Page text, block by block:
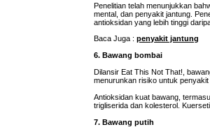
Penelitian telah menunjukkan
mental, dan penyakit jantung.
antioksidan yang lebih tinggi
Baca Juga :penyakit jantung
6. Bawang bombai
Dilansir Eat This Not That!,
menurunkan risiko untuk penyakit
Antioksidan kuat bawang,
trigliserida dan kolesterol.
7. Bawang putih